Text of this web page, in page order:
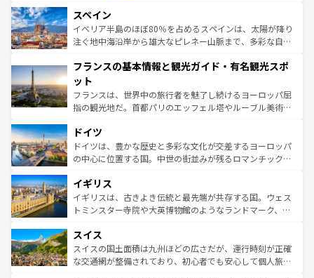
ろん、トスカーナの美しい田園風景やアマルフィ海岸の絶
景など、自然景観も見逃せない。観光の合間には、本場の
ピザやパスタなど、絶品のイタリア料理を堪能することも
ませてくれるイタリアで、忘れられない旅をしてみよう！
なお、新着のイタリア情報は
しい。
スペイン
イベリア半島のほぼ80％を占めるスペインは、太陽が降り
注ぐ地中海沿岸から雄大なピレネー山脈まで、多彩な自然
文化が根付くこの国では、情熱的なフラメンコ、熱気あふ
れる闘牛、そして美味しいタパスが生活の一部となってい
る。首都マドリードの洗練された雰囲気や、バルセロナの
アートに溢れた街角から、地方では古代ローマ遺跡や中世
せる。地方によって風土や気候が異なるスペインはその個
性で訪れる人を魅了する。 なお、新着のスペイン情報は コ
ンテンツ一覧を参照してほしい。
フランスの基本情報と観光ガイド・有名観光スポ
ット
フランスは、世界中の旅行者を魅了し続けるヨーロッパ屈
指の観光地だ。首都パリのエッフェル塔やルーブル美術館
で、幅広い魅力が詰まっている。華麗な宮殿、歴史的な大
聖堂、美しいビーチ、そして豊かな自然が、訪れる者を心
から魅了する。また、フランスは美食の国としても知ら
いる。シャンパンの発祥地であるランス、プロヴァンスの
香り高いラベンダー畑など、多彩な楽しみ方が可能だ。さ
らに、パリ以外の地域にも魅力が溢れており、どの街角に
れる地方に足を運ぶとそれぞれで全く異なる文化を体験で
きるだろう。 なお、新着のフランス情報はコンテンツ一覧
を参照してほしい。
ドイツ
ドイツは、豊かな歴史と多彩な文化が交差するヨーロッパ
の中心に位置する国。中世の街並みが残るロマンチック街
顔を持つこの国は、どこを歩いても飽きることがない。ベ
ルリンの文化的活気、バイエルン州のアルプスの絶景、そ
してライン川沿いのワイン畑といった風景は必見。ビール
は、お酒好きな人にはぜひ体験してほしい。 なお、新着の
ドイツ情報はコンテンツ一覧を参照してほしい。
イギリス
イギリスは、古きよき伝統と最先端が共存する国。ウェス
トミンスター寺院や大英博物館のようなランドマーク、歴
リアごとに異なる魅力がある。また、優雅なアフタヌーン
ティー、ビール好きにはたまらない英国パブ、サッカー観
戦など、本場だからこそできる体験も豊富。イギリスを旅
スイス
スイスの国土面積は九州ほどの広さだが、運行時刻が正確
な交通網が整備されており、初心者でも安心して個人旅行